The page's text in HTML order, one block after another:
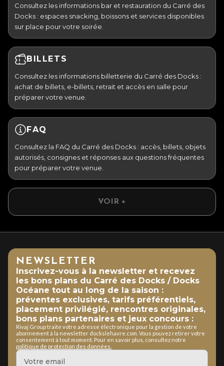
Consultez les informations bar et restauration du Carré des
Docks : espaces snacking, boissons et services disponibles
sur place pour votre soirée.
BILLETS
Consultez les informations billetterie du Carré des Docks :
achat de billets, e-billets, retrait et accès en salle pour
préparer votre venue.
FAQ
Consultez la FAQ du Carré des Docks : accès, billets, objets
autorisés, consignes et réponses aux questions fréquentes
pour préparer votre venue.
VOIR +
NEWSLETTER
Inscrivez-vous à la newsletter et recevez
les bons plans du Carré des Docks / Docks
Océane tout au long de la saison :
préventes exclusives, tarifs préférentiels,
placement privilégié, rencontres originales,
bons plans partenaires et jeux concours :
Rivaj Group traite votre adresse électronique pour la gestion de votre
abonnement à la newsletter dockslehavre.com. Vous pouvez retirer votre
consentement à tout moment. Pour en savoir plus, consultez notre
politique de protection des données.